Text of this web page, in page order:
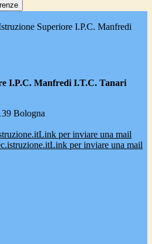
Superiore I.P.C. Manfredi
I.P.C. Manfredi I.T.C. Tanari
Bologna
Link per inviare una mail
Link per inviare una mail